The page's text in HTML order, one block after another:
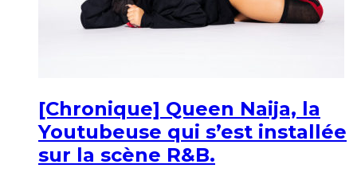
[Chronique] Queen Naija, la
Youtubeuse qui s’est installée
sur la scène R&B.